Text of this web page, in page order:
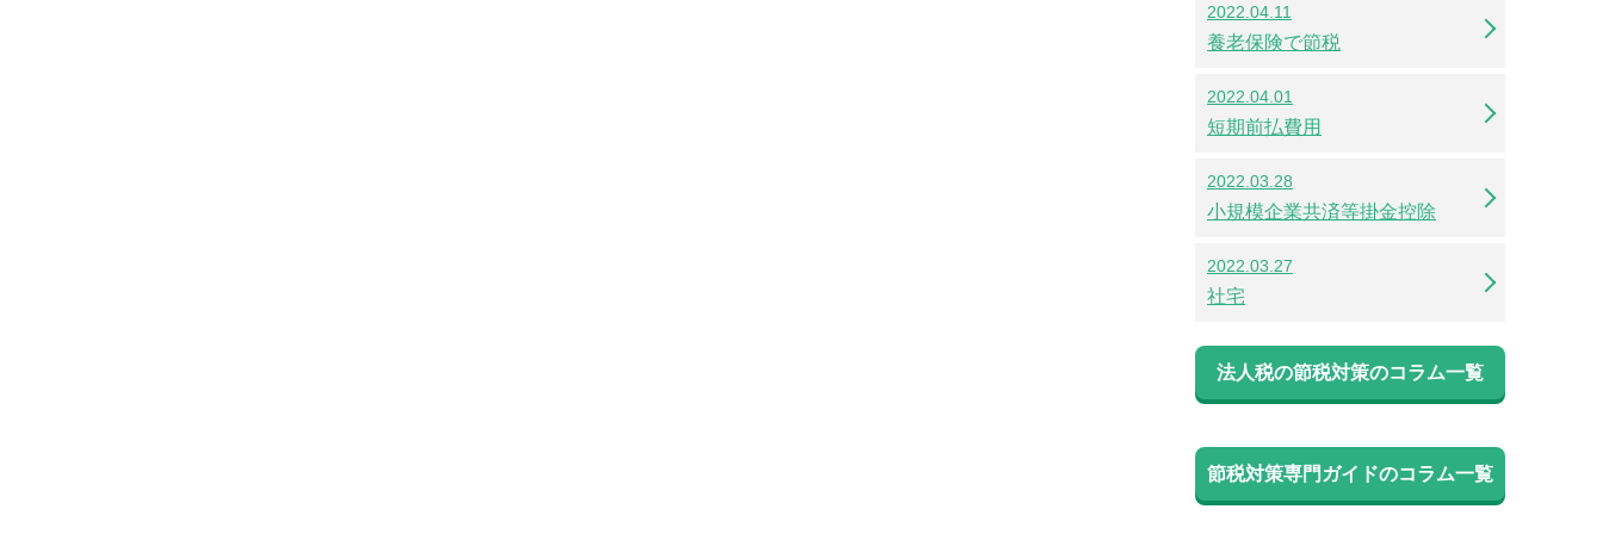
2022.04.11
養老保険で節税
2022.04.01
短期前払費用
2022.03.28
小規模企業共済等掛金控除
2022.03.27
社宅
法人税の節税対策のコラム一覧
節税対策専門ガイドのコラム一覧